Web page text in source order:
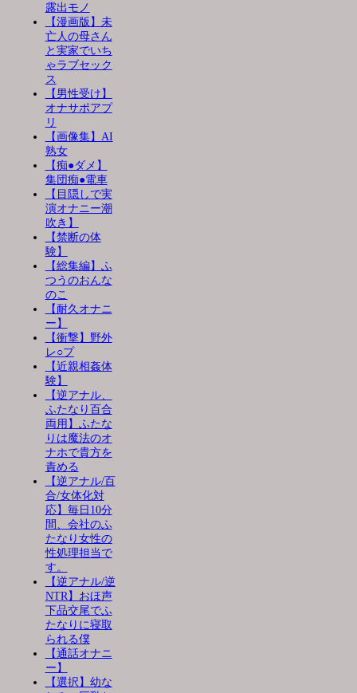
露出モノ
【漫画版】未
亡人の母さん
と実家でいち
ゃラブセック
ス
【男性受け】
オナサポアプ
リ
【画像集】AI
熟女
【痴●ダメ】
集団痴●電車
【目隠しで実
演オナニー潮
吹き】
【禁断の体
験】
【総集編】ふ
つうのおんな
のこ
【耐久オナニ
ー】
【衝撃】野外
レ○プ
【近親相姦体
験】
【逆アナル、
ふたなり百合
両用】ふたな
りは魔法のオ
ナホで貴方を
責める
【逆アナル/百
合/女体化対
応】毎日10分
間、会社のふ
たなり女性の
性処理担当で
す。
【逆アナル/逆
NTR】おほ声
下品交尾でふ
たなりに寝取
られる僕
【通話オナニ
ー】
【選択】幼な